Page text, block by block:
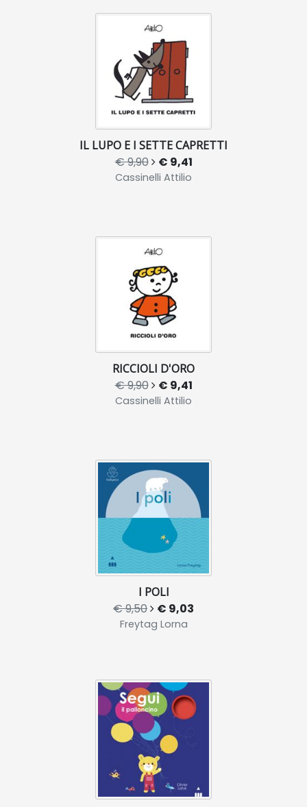
IL LUPO E I SETTE CAPRETTI
€ 9,90 € 9,41
Cassinelli Attilio
RICCIOLI D'ORO
€ 9,90 € 9,41
Cassinelli Attilio
I POLI
€ 9,50 € 9,03
Freytag Lorna